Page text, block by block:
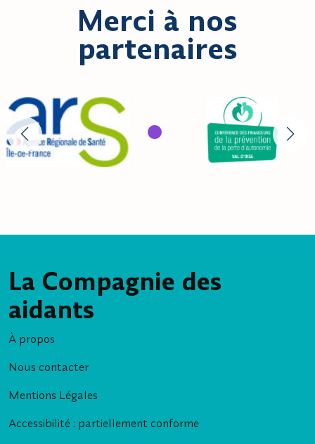
Merci à nos
partenaires
La Compagnie des
aidants
À propos
Nous contacter
Mentions Légales
Accessibilité : partiellement conforme